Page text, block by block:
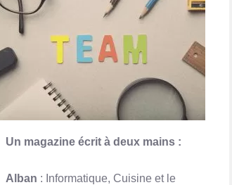
Un magazine écrit à deux mains :
Alban : Informatique, Cuisine et le